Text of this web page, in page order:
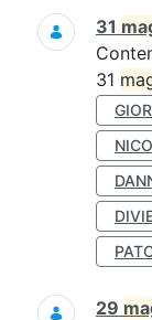
Ricerca
31
31
29